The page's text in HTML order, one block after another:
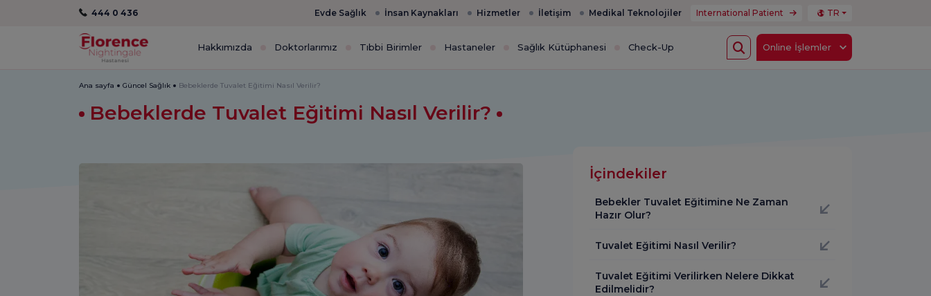
444 0 436 Evde Sağlık İnsan Kaynakları Hizmetler İletişim Medikal Teknolojiler International Patient TR
Hakkımızda Doktorlarımız Tıbbi Birimler Hastaneler Sağlık Kütüphanesi Check-Up Online İşlemler
Ana sayfa Güncel Sağlık Bebeklerde Tuvalet Eğitimi Nasıl Verilir?
Bebeklerde Tuvalet Eğitimi Nasıl Verilir?
İçindekiler
Bebekler Tuvalet Eğitimine Ne Zaman
Hazır Olur?
Tuvalet Eğitimi Nasıl Verilir?
Tuvalet Eğitimi Verilirken Nelere Dikkat
Edilmelidir?